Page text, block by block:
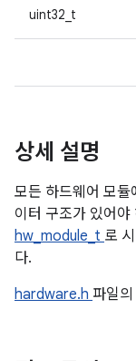
uint32_t
상세 설명
모든 하드웨어 모듈
이터 구조가 있어
hw_module_t 로
다.
hardware.h 파일의